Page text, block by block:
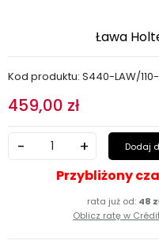
Ława
Kod produktu: S440-LAW/
459,00 zł
Dodaj
Przybliżony
rata już od: 48
Oblicz ratę w